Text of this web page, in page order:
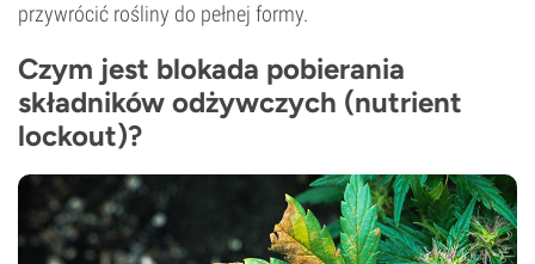
przywrócić rośliny do pełnej formy.
Czym jest blokada pobierania
składników odżywczych (nutrient
lockout)?